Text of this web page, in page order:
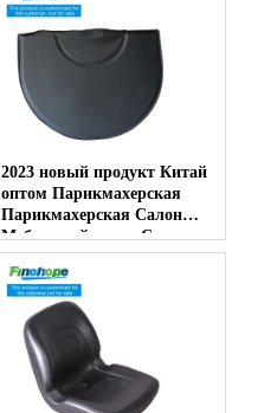
2023 новый продукт Китай
оптом Парикмахерская
Парикмахерская Салон
Мебельный салон Стул
Коврик Салон Anti Fatigue
Mats